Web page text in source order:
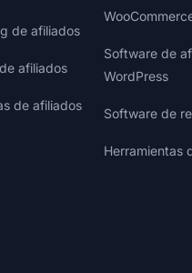
de afiliados
afiliados
de afiliados
Software de
WordPress
Software de
Herramientas